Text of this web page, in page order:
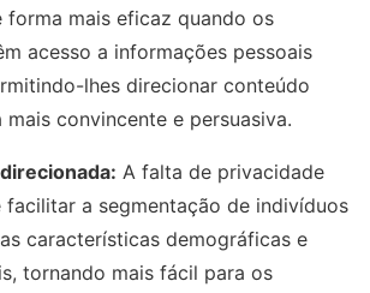
forma mais eficaz quando os
acesso a informações pessoais
lhes direcionar conteúdo
convincente e persuasiva.
A falta de privacidade
facilitar a segmentação de indivíduos
características demográficas e
tornando mais fácil para os